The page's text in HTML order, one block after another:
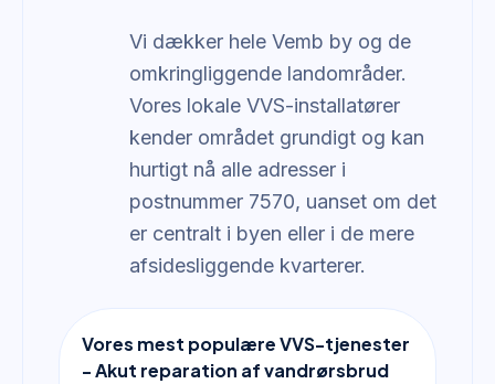
Vi dækker hele Vemb by og de
omkringliggende landområder.
Vores lokale VVS-installatører
kender området grundigt og kan
hurtigt nå alle adresser i
postnummer 7570, uanset om det
er centralt i byen eller i de mere
afsidesliggende kvarterer.
Vores mest populære VVS-tjenester
- Akut reparation af vandrørsbrud